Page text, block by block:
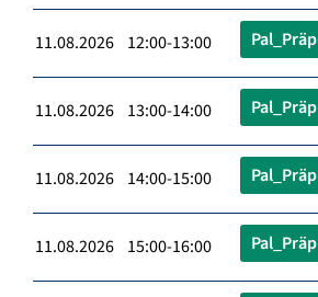
11.08.2026 12:00-13:00 Pal_Präp
11.08.2026 13:00-14:00 Pal_Präp
11.08.2026 14:00-15:00 Pal_Präp
11.08.2026 15:00-16:00 Pal_Präp